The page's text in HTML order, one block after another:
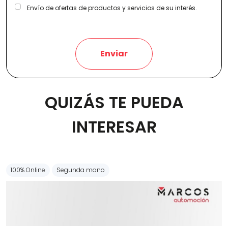
Carrocería
Envío de ofertas de productos y servicios de su interés.
Enviar
QUIZÁS TE PUEDA
INTERESAR
100% Online Segunda mano